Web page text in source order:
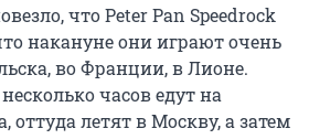
что Peter Pan Speedrock
накануне они играют очень
во Франции, в Лионе.
часов едут на
летят в Москву, а затем